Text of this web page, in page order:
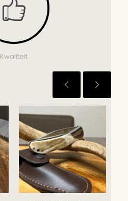
Kwaliteit